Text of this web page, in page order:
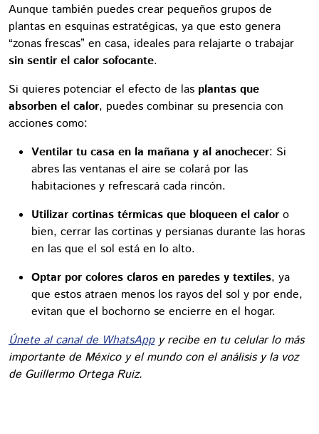
Aunque también puedes crear pequeños grupos de
plantas en esquinas estratégicas, ya que esto genera
“zonas frescas” en casa, ideales para relajarte o trabajar
sin sentir el calor sofocante.
Si quieres potenciar el efecto de las plantas que
absorben el calor, puedes combinar su presencia con
acciones como:
Ventilar tu casa en la mañana y al anochecer: Si
abres las ventanas el aire se colará por las
habitaciones y refrescará cada rincón.
Utilizar cortinas térmicas que bloqueen el calor o
bien, cerrar las cortinas y persianas durante las horas
en las que el sol está en lo alto.
Optar por colores claros en paredes y textiles, ya
que estos atraen menos los rayos del sol y por ende,
evitan que el bochorno se encierre en el hogar.
Únete al canal de WhatsAppy recibe en tu celular lo más
importante de México y el mundo con el análisis y la voz
de Guillermo Ortega Ruiz.